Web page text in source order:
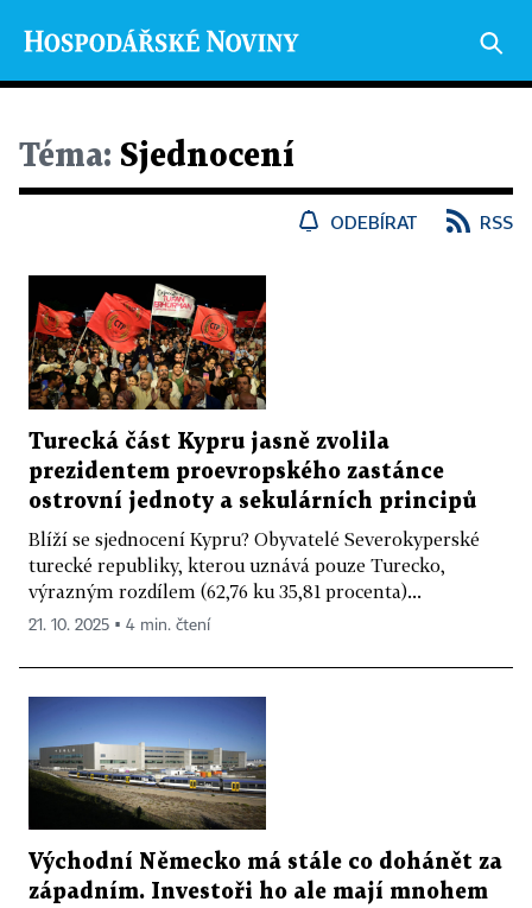
Téma: Sjednocení
ODEBÍRAT RSS
Turecká část Kypru jasně zvolila
prezidentem proevropského zastánce
ostrovní jednoty a sekulárních principů
Blíží se sjednocení Kypru? Obyvatelé Severokyperské
turecké republiky, kterou uznává pouze Turecko,
výrazným rozdílem (62,76 ku 35,81 procenta)...
21. 10. 2025 ▪ 4 min. čtení
Východní Německo má stále co dohánět za
západním. Investoři ho ale mají mnohem